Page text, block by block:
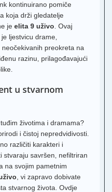
kontinuirano pomiče
koja drži gledatelje
je elita 9 uživo . Ovaj
ljestvicu drame,
preokreta na
razinu, prilagođavajući
u stvarnom
životima i dramama?
i čistoj nepredvidivosti.
različiti karakteri i
stvaraju savršen, nefiltriran
na svojim pametnim
, vi zapravo dobivate
stvarnog života. Ovdje